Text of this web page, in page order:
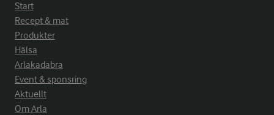
Start
Recept & mat
Produkter
Hälsa
Arlakadabra
Event & sponsring
Aktuellt
Om Arla